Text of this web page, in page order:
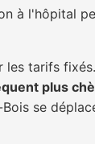
à l'hôpital
tarifs
plus
se